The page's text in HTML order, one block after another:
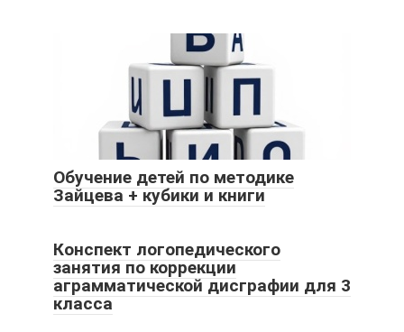
Обучение детей по методике
Зайцева + кубики и книги
Конспект логопедического
занятия по коррекции
аграмматической дисграфии для 3
класса